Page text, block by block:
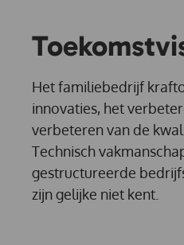
Het familiebedrijf
innovaties, het
verbeteren van de
Technisch
gestructureerde
zijn gelijke niet kent.